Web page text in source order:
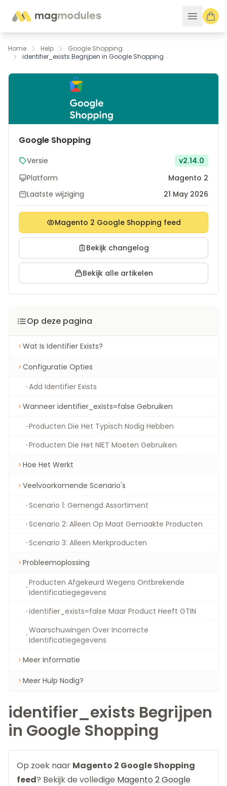
Home Help
Google Shopping
identifier_exists Begrijpen in Google Shopping
Google Shopping
Versie
v2.14.0
Platform
Magento 2
Laatste wijziging
21 May 2026
Magento 2 Google Shopping feed
Bekijk changelog
Bekijk alle artikelen
Op deze pagina
Wat Is Identifier Exists?
Configuratie Opties
Add Identifier Exists
Wanneer identifier_exists=false Gebruiken
Producten Die Het Typisch Nodig Hebben
Producten Die Het NIET Moeten Gebruiken
Hoe Het Werkt
Veelvoorkomende Scenario's
Scenario 1: Gemengd Assortiment
Scenario 2: Alleen Op Maat Gemaakte Producten
Scenario 3: Alleen Merkproducten
Probleemoplossing
Producten Afgekeurd Wegens Ontbrekende
Identificatiegegevens
identifier_exists=false Maar Product Heeft GTIN
Waarschuwingen Over Incorrecte
Identificatiegegevens
Meer Informatie
Meer Hulp Nodig?
identifier_exists Begrijpen
in Google Shopping
Op zoek naar Magento 2 Google Shopping
feed? Bekijk de volledige Magento 2 Google